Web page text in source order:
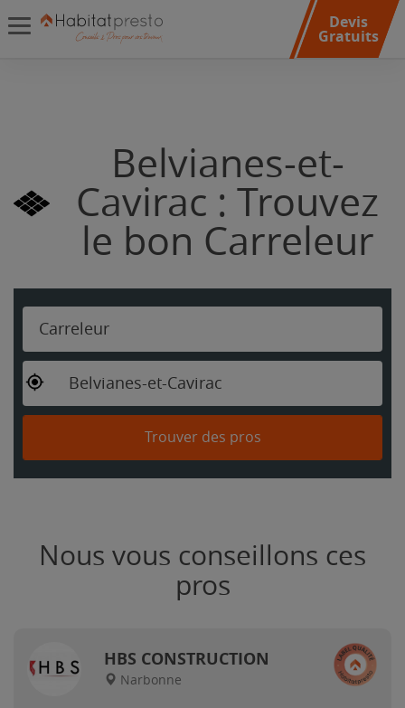
Devis
Gratuits
Belvianes-et-
Cavirac : Trouvez
le bon Carreleur
Carreleur
Belvianes-et-Cavirac
Trouver des pros
Nous vous conseillons ces
pros
HBS CONSTRUCTION
Narbonne